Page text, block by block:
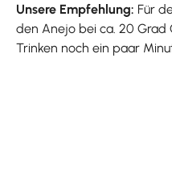
Unsere Empfehlung: Für
den Anejo bei ca. 20 Grad
Trinken noch ein paar